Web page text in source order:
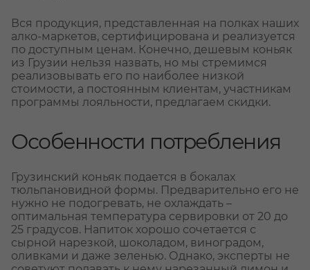
Вся продукция, представленная на полках наших
алко-маркетов, сертифицирована и реализуется
по доступным ценам. Конечно, дешевым коньяк
из Грузии нельзя назвать, но мы стремимся
реализовывать его по наиболее низкой
стоимости, а постоянным клиентам, участникам
программы лояльности, предлагаем скидки.
Особенности потребления
Грузинский коньяк подается в бокалах
тюльпановидной формы. Предварительно его не
нужно не подогревать, не охлаждать –
оптимальная температура сервировки от 20 до
25 градусов. Напиток хорошо сочетается с
сырной нарезкой, шоколадом, виноградом,
оливками и даже зеленью. Однако, эксперты не